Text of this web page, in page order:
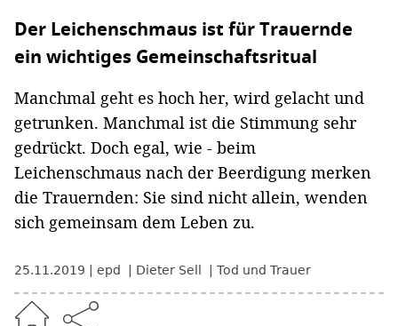
Der Leichenschmaus ist für Trauernde
ein wichtiges Gemeinschaftsritual
Manchmal geht es hoch her, wird gelacht und
getrunken. Manchmal ist die Stimmung sehr
gedrückt. Doch egal, wie - beim
Leichenschmaus nach der Beerdigung merken
die Trauernden: Sie sind nicht allein, wenden
sich gemeinsam dem Leben zu.
25.11.2019 epd Dieter Sell Tod und Trauer